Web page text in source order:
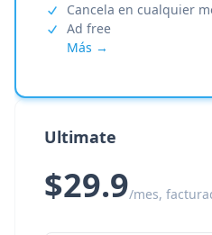
Cancela en cualquier
Ad free
Más →
Ultimate
$29.9/mes,